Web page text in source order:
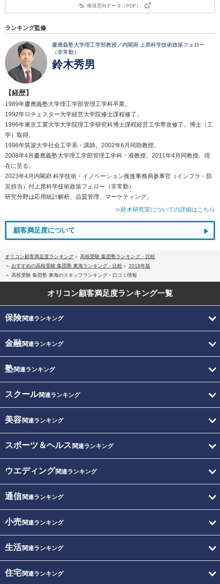
推奨意向データ（PDF）
ランキング監修
慶應義塾大学理工学部教授／内閣府 上席科学技術政策フェロー
（非常勤）
鈴木秀男
【経歴】
1989年慶應義塾大学理工学部管理工学科卒業。
1992年ロチェスター大学経営大学院修士課程修了。
1996年東京工業大学大学院理工学研究科博士課程経営工学専攻修了。博士（工
学）取得。
1996年筑波大学社会工学系・講師。2002年6月同助教授。
2008年4月慶應義塾大学理工学部管理工学科・准教授。2011年4月同教授、現
在に至る。
2023年4月内閣府 科学技術・イノベーション推進事務局参事官（インフラ・防
災担当）付上席科学技術政策フェロー（非常勤）
研究分野は応用統計解析、品質管理、マーケティング。
≫鈴木研究室についての詳細はこちら
顧客満足度について
オリコン顧客満足度ランキング
高校受験 集団塾ランキング・比較
おすすめの高校受験 集団塾 東海ランキング・比較
2018年版
高校受験 集団塾 東海のスタッフランキング・口コミ情報
オリコン顧客満足度ランキング一覧
保険関連ランキング
金融関連ランキング
塾関連ランキング
スクール関連ランキング
美容関連ランキング
スポーツ＆ヘルス 関連ランキング
ウエディング関連ランキング
通信関連ランキング
小売関連ランキング
生活関連ランキング
住宅関連ランキング